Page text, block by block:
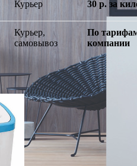
Курьер 30 р. за
Курьер,
самовывоз
По
компании